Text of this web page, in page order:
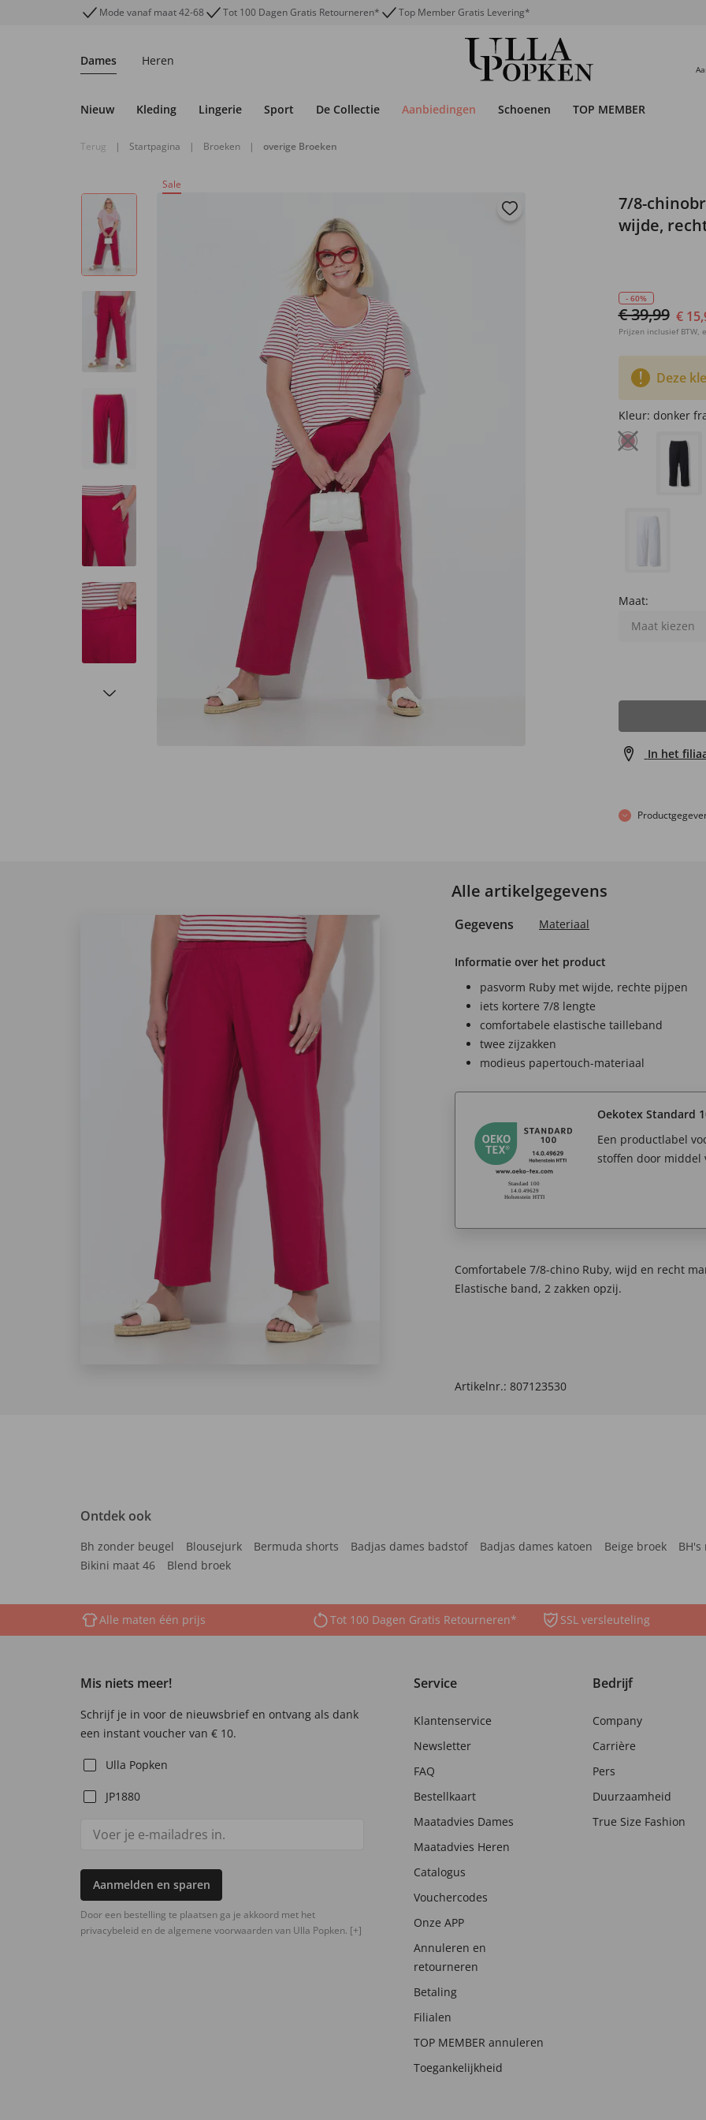
Mode vanaf maat 42-68 Tot 100 Dagen Gratis Retourneren* Top Member Gratis Levering*
Dames Heren
Nieuw Kleding Lingerie Sport De Collectie Aanbiedingen Schoenen TOP MEMBER
Terug | Startpagina | Broeken | overige Broeken
Sale
7/8-
wijde,
- 60%
€ 39,99 €
Prijzen inclusief BTW,
Deze
Kleur: donker
Maat:
Maat kiezen
In het
Alle artikelgegevens
Gegevens Materiaal
Informatie over het product
pasvorm Ruby met wijde, rechte pijpen
iets kortere 7/8 lengte
comfortabele elastische tailleband
twee zijzakken
modieus papertouch-materiaal
Oekotex Standard
Een productlabel
stoffen door middel
Comfortabele 7/8-chino Ruby, wijd en recht
Elastische band, 2 zakken opzij.
Artikelnr.: 807123530
Ontdek ook
Bh zonder beugel Blousejurk Bermuda shorts Badjas dames badstof Badjas dames katoen Beige broek
Bikini maat 46
Blend broek
Alle maten één prijs Tot 100 Dagen Gratis Retourneren* SSL versleuteling
Mis niets meer!
Schrijf je in voor de nieuwsbrief en ontvang als dank
een instant voucher van € 10.
Ulla Popken
JP1880
Aanmelden en sparen
Door een bestelling te plaatsen ga je akkoord met het
privacybeleid en de algemene voorwaarden van Ulla Popken. [+]
Service
Klantenservice
Newsletter
FAQ
Bestellkaart
Maatadvies Dames
Maatadvies Heren
Catalogus
Vouchercodes
Onze APP
Annuleren en
retourneren
Betaling
Filialen
TOP MEMBER annuleren
Toegankelijkheid
Bedrijf
Company
Carrière
Pers
Duurzaamheid
True Size Fashion